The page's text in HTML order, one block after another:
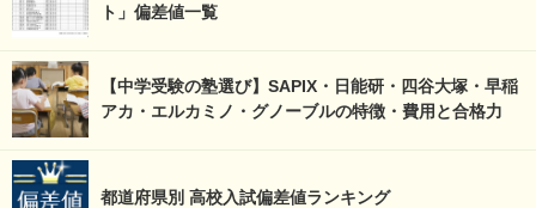
ト」偏差値一覧
【中学受験の塾選び】SAPIX・日能研・四谷大塚・早稲
アカ・エルカミノ・グノーブルの特徴・費用と合格力
都道府県別 高校入試偏差値ランキング